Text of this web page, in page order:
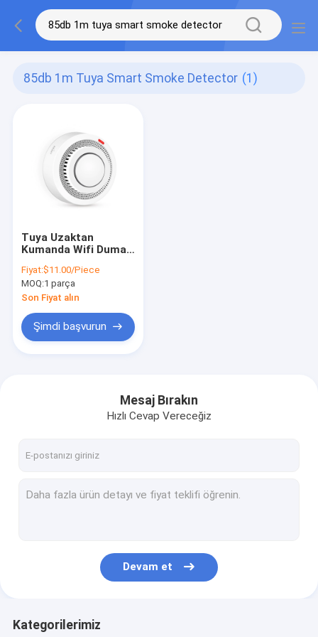
85db 1m Tuya Smart Smoke Detector (1)
Tuya Uzaktan
Kumanda Wifi Duman
Algılama Monitörü
Amazon Alexa
Google Ile Çalışmak
Fiyat:$11.00/Piece
MOQ:1 parça
Son Fiyat alın
Şimdi başvurun
Mesaj Bırakın
Hızlı Cevap Vereceğiz
Devam et
Kategorilerimiz